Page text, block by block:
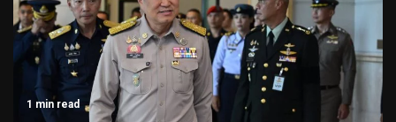
1 min read